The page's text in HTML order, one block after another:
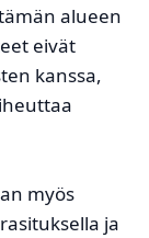
alueen
eivät
kanssa,
myös
ja